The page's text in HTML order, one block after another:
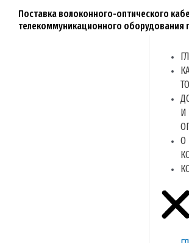
содержимому
Поставка волоконного-оптического
телекоммуникационного оборудования
И
О